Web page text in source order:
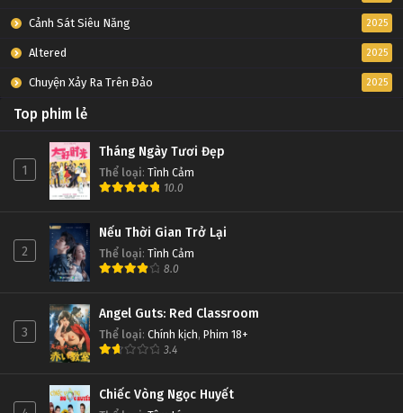
Đấu Phá Thương Khung Ngoại Truyện Tập 68
Tập 67
Đấu Phá Thương Khung Ngoại Truyện Tập 66
Đấu Phá Thương Khung Ngoại Truyện Tập 65
Tập 65
Đấu Phá Thương Khung Ngoại Truyện Tập 64
Tập 64
Đấu Phá Thương Khung Ngoại Truyện Tập 63
Cảnh Sát Siêu Năng 2025
Altered 2025
Chuyện Xảy Ra Trên Đảo 2025
Top phim lẻ
1
Tháng Ngày Tươi Đẹp
Thể loại: Tình Cảm
10.0
2
Nếu Thời Gian Trở Lại
Thể loại: Tình Cảm
8.0
3
Angel Guts: Red Classroom
Thể loại: Chính kịch, Phim 18+
3.4
Chiếc Vòng Ngọc Huyết